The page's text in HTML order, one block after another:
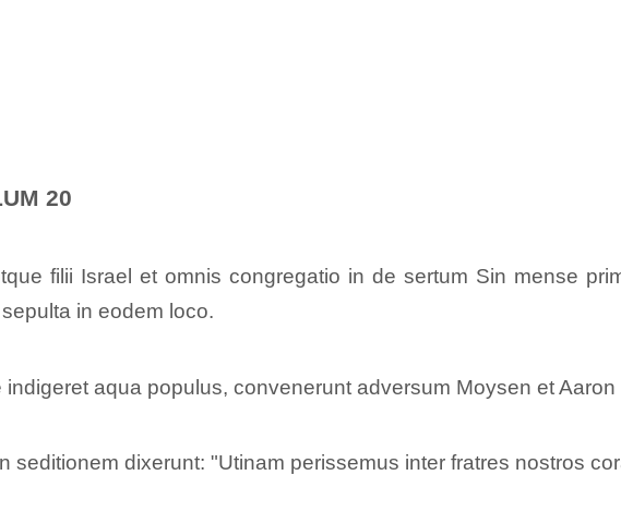
20
filii Israel et omnis congregatio in de sertum Sin mense
in eodem loco.
indigeret aqua populus, convenerunt adversum Moysen et Aaron
seditionem dixerunt: "Utinam perissemus inter fratres nostros